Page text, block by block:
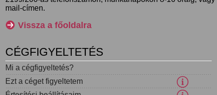
mail-címen.
Vissza a főoldalra
CÉGFIGYELTETÉS
Mi a cégfigyeltetés?
Ezt a céget figyeltetem